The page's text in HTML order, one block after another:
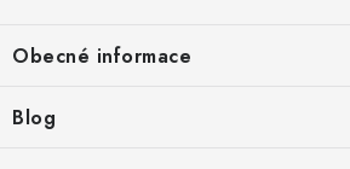
p
a
Obecné informace
Kontakt
Blog